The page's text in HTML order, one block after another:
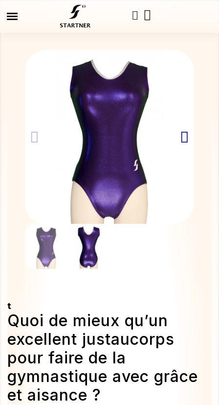
t
Quoi de mieux qu’un
excellent justaucorps
pour faire de la
gymnastique avec grâce
et aisance ?